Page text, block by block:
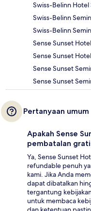
Swiss-Belinn Hotel
Swiss-Belinn
Swiss-Belinn
Sense Sunset
Sense Sunset Hotel
Sense Sunset
Sense Sunset
Pertanyaan umum
Apakah Sense
pembatalan
Ya, Sense Sunset
refundable penuh
kami. Jika Anda
dapat dibatalkan
tergantung
untuk membaca